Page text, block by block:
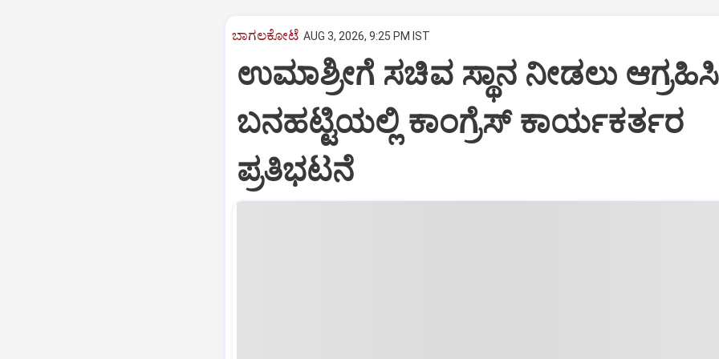
ಬಾಗಲಕೋಟೆ AUG 3, 2026, 9:25 PM IST
ಉಮಾಶ್ರೀಗೆ ಸಚಿವ ಸ್ಥಾನ ನೀಡಲು ಆಗ್ರಹಿಸಿ
ಬನಹಟ್ಟಿಯಲ್ಲಿ ಕಾಂಗ್ರೆಸ್ ಕಾರ್ಯಕರ್ತರ
ಪ್ರತಿಭಟನೆ